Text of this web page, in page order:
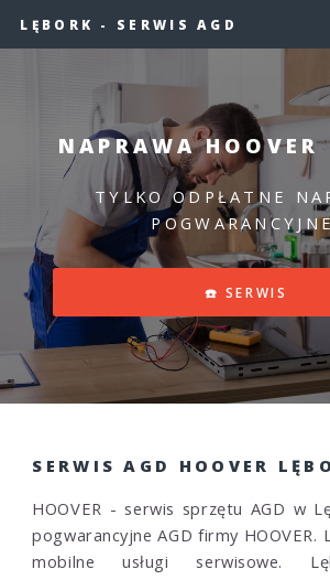
LĘBORK - SERWIS AGD
NAPRAWA HOOVER
TYLKO ODPŁATNE
☎️ SERWIS
SERWIS AGD HOOVER
HOOVER - serwis sprzętu AGD w
pogwarancyjne AGD firmy HOOVER.
mobilne usługi serwisowe.